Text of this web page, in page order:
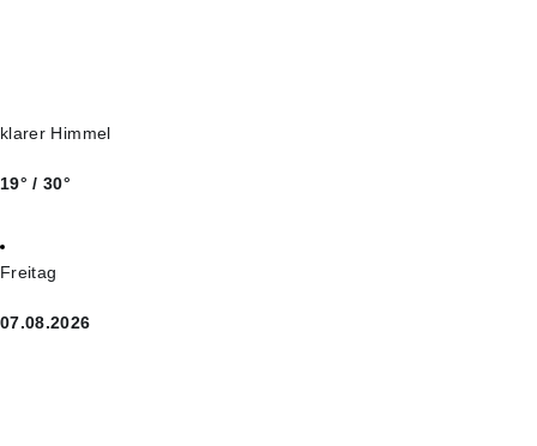
klarer Himmel
19° / 30°
Freitag
07.08.2026